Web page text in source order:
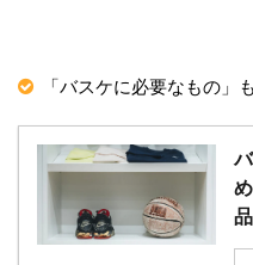
「バスケに必要なもの」